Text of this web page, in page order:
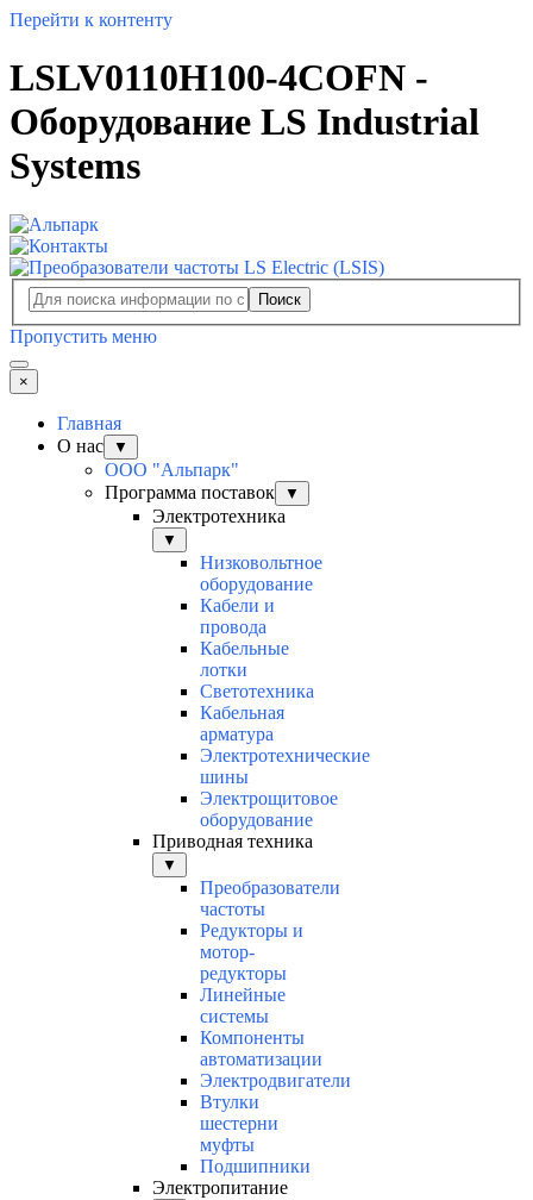
Перейти к контенту
LSLV0110H100-4COFN -
Оборудование LS Industrial
Systems
Поиск
Пропустить меню
×
Главная
О нас
▼
ООО "Альпарк"
Программа поставок
▼
Электротехника
▼
Низковольтное
оборудование
Кабели и
провода
Кабельные
лотки
Светотехника
Кабельная
арматура
Электротехнические
шины
Электрощитовое
оборудование
Приводная техника
▼
Преобразователи
частоты
Редукторы и
мотор-
редукторы
Линейные
системы
Компоненты
автоматизации
Электродвигатели
Втулки
шестерни
муфты
Подшипники
Электропитание